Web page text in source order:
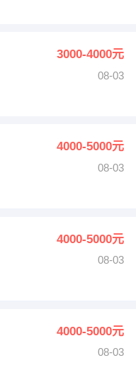
3000-4000元
08-03
4000-5000元
08-03
4000-5000元
08-03
4000-5000元
08-03